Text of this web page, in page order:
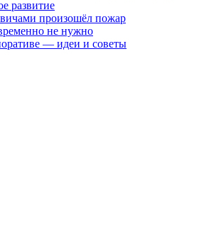
развитие
произошёл пожар
не нужно
— идеи и советы